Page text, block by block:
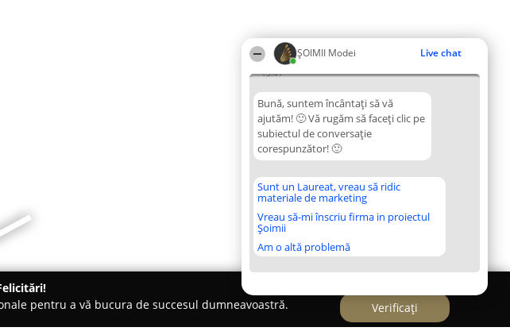
ȘOIMII Modei Live chat
13:41
Bună, suntem încântați să vă
ajutăm! 🙂 Vă rugăm să faceți clic pe
subiectul de conversație
corespunzător! 🙂
Sunt un Laureat, vreau să ridic
materiale de marketing
Vreau să-mi înscriu firma in proiectul
Șoimii
Am o altă problemă
pentru a vă bucura de succesul dumneavoastră.
Verificați